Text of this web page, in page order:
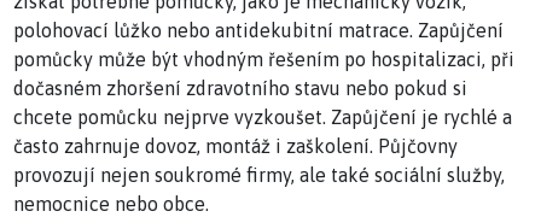
polohovací lůžko nebo antidekubitní matrace. Zapůjčení
pomůcky může být vhodným řešením po hospitalizaci, při
dočasném zhoršení zdravotního stavu nebo pokud si
chcete pomůcku nejprve vyzkoušet. Zapůjčení je rychlé a
často zahrnuje dovoz, montáž i zaškolení. Půjčovny
provozují nejen soukromé firmy, ale také sociální služby,
nemocnice nebo obce.